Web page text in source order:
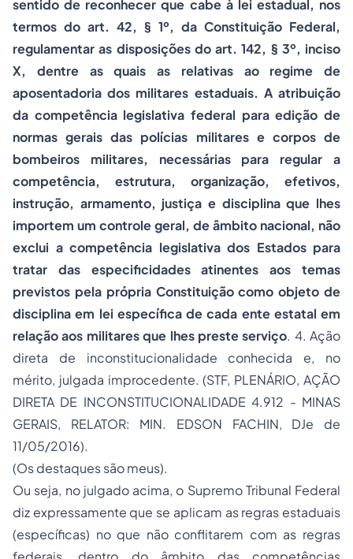
sentido de reconhecer que cabe à lei estadual, nos
termos do art. 42, § 1º, da Constituição Federal,
regulamentar as disposições do art. 142, § 3º, inciso
X, dentre as quais as relativas ao regime de
aposentadoria dos militares estaduais. A atribuição
da competência legislativa federal para edição de
normas gerais das polícias militares e corpos de
bombeiros militares, necessárias para regular a
competência, estrutura, organização, efetivos,
instrução, armamento, justiça e disciplina que lhes
importem um controle geral, de âmbito nacional, não
exclui a competência legislativa dos Estados para
tratar das especificidades atinentes aos temas
previstos pela própria Constituição como objeto de
disciplina em lei específica de cada ente estatal em
relação aos militares que lhes preste serviço. 4. Ação
direta de inconstitucionalidade conhecida e, no
mérito, julgada improcedente. (STF, PLENÁRIO, AÇÃO
DIRETA DE INCONSTITUCIONALIDADE 4.912 - MINAS
GERAIS, RELATOR: MIN. EDSON FACHIN, DJe de
11/05/2016).
(Os destaques são meus).
Ou seja, no julgado acima, o Supremo Tribunal Federal
diz expressamente que se aplicam as regras estaduais
(específicas) no que não conflitarem com as regras